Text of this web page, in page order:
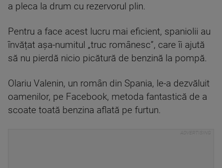
a pleca la drum cu rezervorul plin.
Pentru a face acest lucru mai eficient, spaniolii au
învățat așa-numitul „truc românesc”, care îi ajută
să nu pierdă nicio picătură de benzină la pompă.
Olariu Valenin, un român din Spania, le-a dezvăluit
oamenilor, pe Facebook, metoda fantastică de a
scoate toată benzina aflată pe furtun.